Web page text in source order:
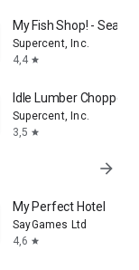
My Fish Shop! -
Supercent, Inc.
4,4 star
Idle Lumber Chopper
Supercent, Inc.
3,5 star
arrow_forward
My Perfect Hotel
SayGames Ltd
4,6 star